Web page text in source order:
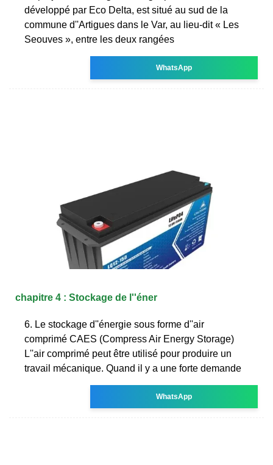
développé par Eco Delta, est situé au sud de la
commune d''Artigues dans le Var, au lieu-dit « Les
Seouves », entre les deux rangées
WhatsApp
chapitre 4 : Stockage de l''éner
6. Le stockage d''énergie sous forme d''air
comprimé CAES (Compress Air Energy Storage)
L''air comprimé peut être utilisé pour produire un
travail mécanique. Quand il y a une forte demande
WhatsApp